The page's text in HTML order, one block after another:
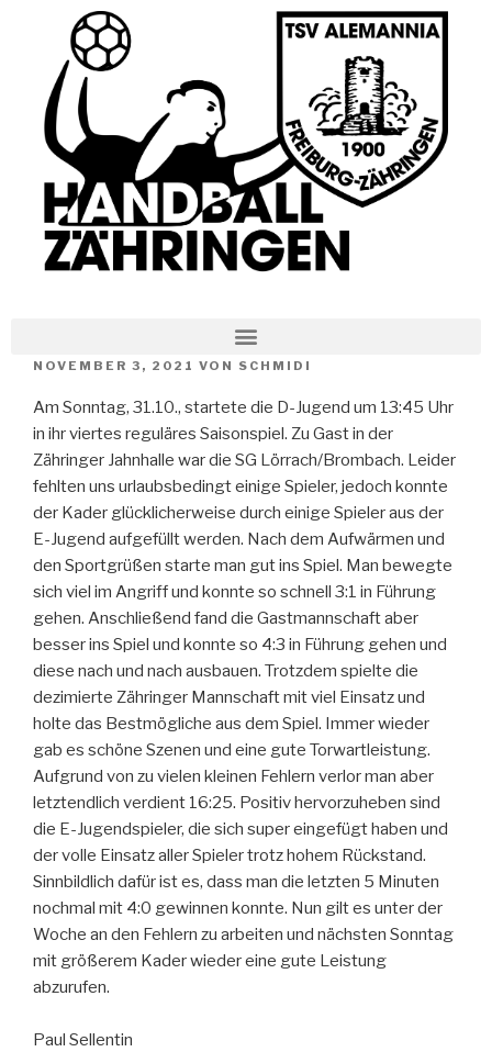
NOVEMBER 3, 2021 VON SCHMIDI
Am Sonntag, 31.10., startete die D-Jugend um 13:45 Uhr
in ihr viertes reguläres Saisonspiel. Zu Gast in der
Zähringer Jahnhalle war die SG Lörrach/Brombach. Leider
fehlten uns urlaubsbedingt einige Spieler, jedoch konnte
der Kader glücklicherweise durch einige Spieler aus der
E-Jugend aufgefüllt werden. Nach dem Aufwärmen und
den Sportgrüßen starte man gut ins Spiel. Man bewegte
sich viel im Angriff und konnte so schnell 3:1 in Führung
gehen. Anschließend fand die Gastmannschaft aber
besser ins Spiel und konnte so 4:3 in Führung gehen und
diese nach und nach ausbauen. Trotzdem spielte die
dezimierte Zähringer Mannschaft mit viel Einsatz und
holte das Bestmögliche aus dem Spiel. Immer wieder
gab es schöne Szenen und eine gute Torwartleistung.
Aufgrund von zu vielen kleinen Fehlern verlor man aber
letztendlich verdient 16:25. Positiv hervorzuheben sind
die E-Jugendspieler, die sich super eingefügt haben und
der volle Einsatz aller Spieler trotz hohem Rückstand.
Sinnbildlich dafür ist es, dass man die letzten 5 Minuten
nochmal mit 4:0 gewinnen konnte. Nun gilt es unter der
Woche an den Fehlern zu arbeiten und nächsten Sonntag
mit größerem Kader wieder eine gute Leistung
abzurufen.
Paul Sellentin